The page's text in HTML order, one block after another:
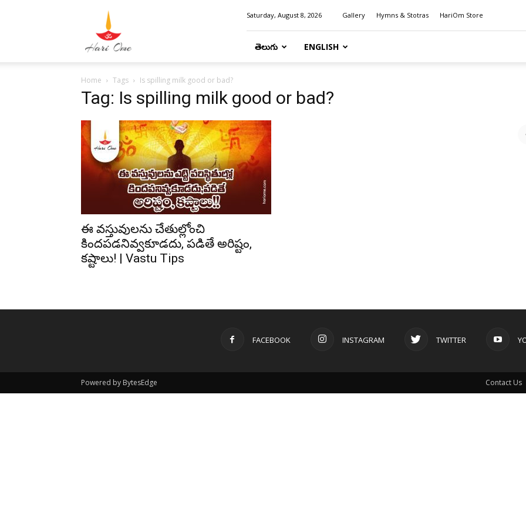
Saturday, August 8, 2026 Gallery Hymns & Stotras HariOm Store
తెలుగు ENGLISH
Home Tags Is spilling milk good or bad?
Tag: Is spilling milk good or bad?
ఈ వస్తువులను చేతుల్లోంచి
కిందపడనివ్వకూడదు, పడితే అరిష్టం,
కష్టాలు! | Vastu Tips
FACEBOOK INSTAGRAM TWITTER
Contact Us
Powered by BytesEdge